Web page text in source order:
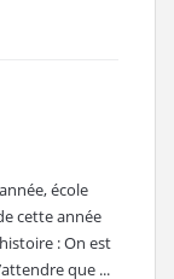
école
cette année
: On est
que ...